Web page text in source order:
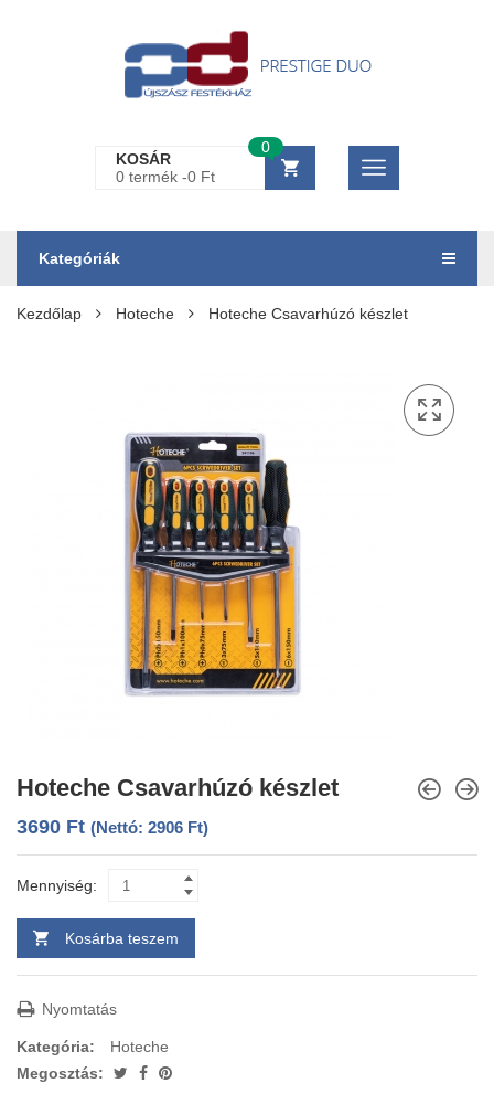
KOSÁR
0 termék -0 Ft
0
Kategóriák
Kezdőlap Hoteche Hoteche Csavarhúzó készlet
Hoteche Csavarhúzó készlet
3690 Ft (Nettó: 2906 Ft)
Mennyiség:
Kosárba teszem
Nyomtatás
Kategória:
Hoteche
Megosztás: